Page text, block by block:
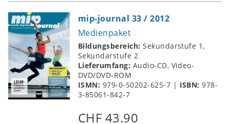
mip-journal 33 / 2012
Medienpaket
Bildungsbereich:Sekundarstufe 1,
Sekundarstufe 2
Lieferumfang: Audio-CD, Video-
DVD/DVD-ROM
ISMN: 979-0-50202-625-7 | ISBN:978-
3-85061-842-7
CHF 43.90